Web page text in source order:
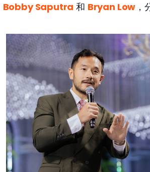
Bobby Saputra 和 Bryan Low